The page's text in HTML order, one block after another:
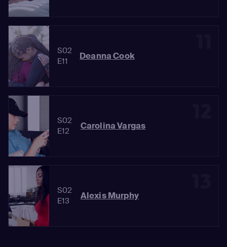
S02
E11
Deanna Cook
S02
E12
Carolina Vargas
S02
E13
Alexis Murphy